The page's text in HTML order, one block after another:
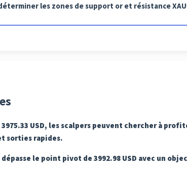
les zones de support or et résistance
3975.33 USD, les scalpers peuvent chercher à
sorties rapides.
le point pivot de 3992.98 USD avec un